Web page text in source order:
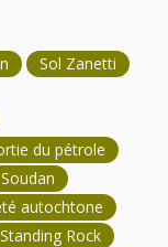
Sol Zanetti
du pétrole
Soudan
autochtone
Standing Rock